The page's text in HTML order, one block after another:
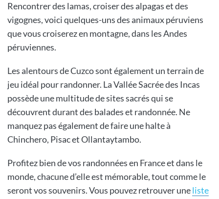
Rencontrer des lamas, croiser des alpagas et des
vigognes, voici quelques-uns des animaux péruviens
que vous croiserez en montagne, dans les Andes
péruviennes.
Les alentours de Cuzco sont également un terrain de
jeu idéal pour randonner. La Vallée Sacrée des Incas
possède une multitude de sites sacrés qui se
découvrent durant des balades et randonnée. Ne
manquez pas également de faire une halte à
Chinchero, Pisac et Ollantaytambo.
Profitez bien de vos randonnées en France et dans le
monde, chacune d’elle est mémorable, tout comme le
seront vos souvenirs. Vous pouvez retrouver uneliste